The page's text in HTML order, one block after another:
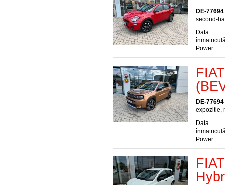
DE-
second-
Data
Power
DE-
expozitie,
Data
Power